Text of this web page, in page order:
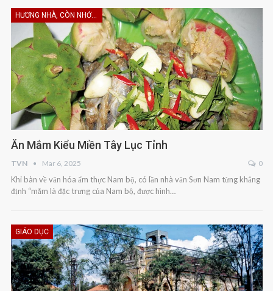
HƯƠNG NHÀ, CÒN NHỚ KHÔNG EM
Ăn Mắm Kiểu Miền Tây Lục Tỉnh
TVN Mar 6, 2025 0
Khi bàn về văn hóa ẩm thực Nam bộ, có lần nhà văn Sơn Nam từng khẳng
định “mắm là đặc trưng của Nam bộ, được hình…
GIÁO DỤC